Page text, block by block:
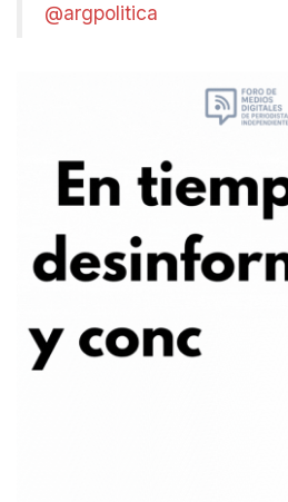
@argpolitica